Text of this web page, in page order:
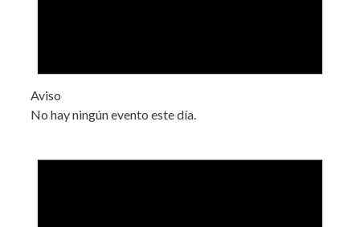
Aviso
No hay ningún evento este día.